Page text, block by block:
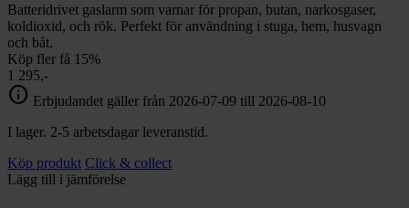
Batteridrivet gaslarm som varnar för propan, butan, narkosgaser,
koldioxid, och rök. Perfekt för användning i stuga, hem, husvagn
och båt.
Köp fler få 15%
1 295,-
info Erbjudandet gäller från 2026-07-09 till 2026-08-10
I lager. 2-5 arbetsdagar leveranstid.
Köp produkt Click & collect
Lägg till i jämförelse